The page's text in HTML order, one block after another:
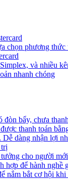
chọn phương thức
và nhiều
nhanh chóng
đòn bẩy, chưa
thanh toán
dàng nhận lợi
cho người
hợp để hành nghề
nắm bắt cơ hội